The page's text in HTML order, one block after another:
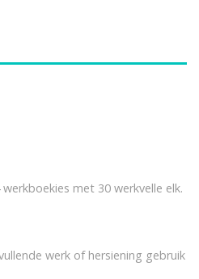
met 30 werkvelle elk.
werk of hersiening gebruik